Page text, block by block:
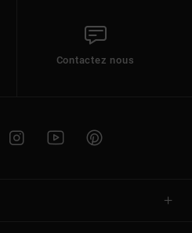
Contactez nous